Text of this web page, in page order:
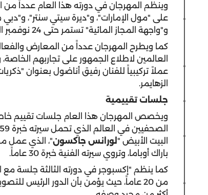
وينظم المهرجان في دورته هذا العام عدداً
و"واجهة المجاز المائية" تستمر حتى 24 نوفمبر المقبل.
كما ويطرح المهرجان عدداً من المعارض
العالمين لاطلاع الجمهور على تجاربهم
عملاً تركيبياً للفنان رفيق أناضول بعنوان
الزهايمر.
جلسات تقييمية
ويخصص المهرجان هذا العام جلسات تقييم
البيت الأبيض " لورانس جاكسون"، الذي عمل
باراك أوباما، وتروي سيرته الفنية خبرة 30 عاماً.
كما ينظم "إكسبوجر في دورته الثالثة جلسة مع
من 20 عاماً، حيث يؤمن بأن الدور الرئيس